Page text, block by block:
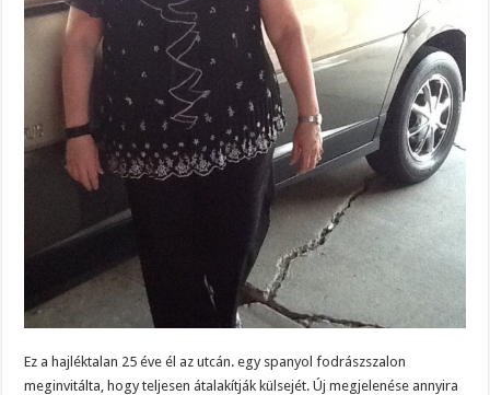
Ez a hajléktalan 25 éve él az utcán. egy spanyol fodrászszalon
meginvitálta, hogy teljesen átalakítják külsejét. Új megjelenése annyira